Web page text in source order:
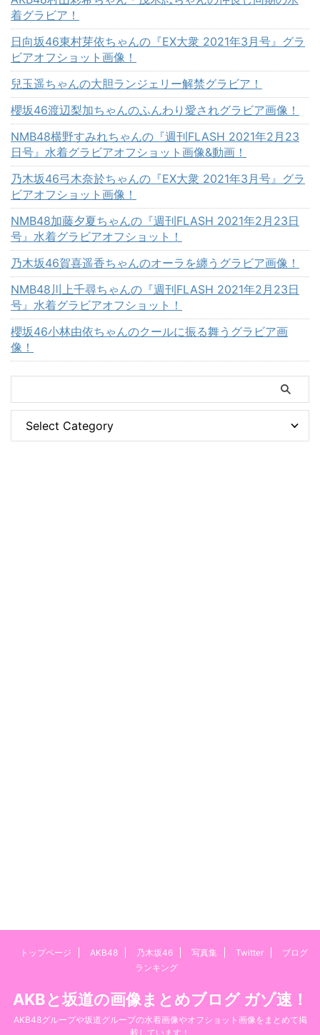
着グラビア！
日向坂46東村芽依ちゃんの『EX大衆 2021年3月号』グラ
ビアオフショット画像！
兒玉遥ちゃんの大胆ランジェリー解禁グラビア！
櫻坂46渡辺梨加ちゃんのふんわり愛されグラビア画像！
NMB48横野すみれちゃんの『週刊FLASH 2021年2月23
日号』水着グラビアオフショット画像&動画！
乃木坂46弓木奈於ちゃんの『EX大衆 2021年3月号』グラ
ビアオフショット画像！
NMB48加藤夕夏ちゃんの『週刊FLASH 2021年2月23日
号』水着グラビアオフショット！
乃木坂46賀喜遥香ちゃんのオーラを纏うグラビア画像！
NMB48川上千尋ちゃんの『週刊FLASH 2021年2月23日
号』水着グラビアオフショット！
櫻坂46小林由依ちゃんのクールに振る舞うグラビア画
像！
トップページ AKB48 乃木坂46 写真集 Twitter
ブログ
ランキング
AKBと坂道の画像まとめブログ ガゾ速！
AKB48グループや坂道グループの水着画像やオフショット画像をまとめて掲
載しています！